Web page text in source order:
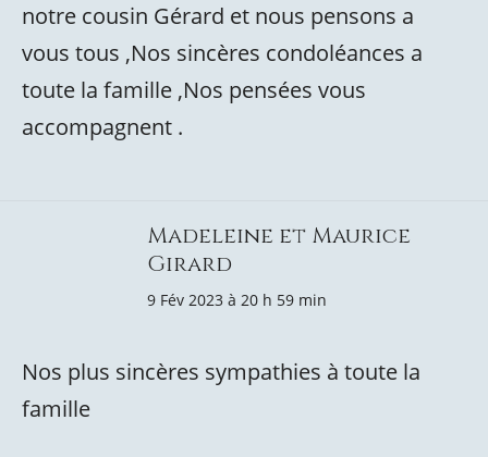
notre cousin Gérard et nous pensons a
vous tous ,Nos sincères condoléances a
toute la famille ,Nos pensées vous
accompagnent .
Madeleine et Maurice
Girard
9 Fév 2023 à 20 h 59 min
Nos plus sincères sympathies à toute la
famille